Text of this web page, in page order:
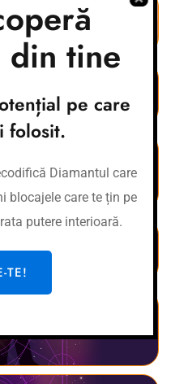
limitative
și îți vindeci rănile
trebuie să-i parcurgi
ce lucruri te fac fericit
tale
din tine
pe care
folosit.
Diamantul care
blocajele care te țin pe
putere interioară.
TE!